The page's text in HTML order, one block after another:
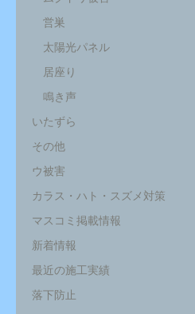
営巣
太陽光パネル
居座り
鳴き声
いたずら
その他
ウ被害
カラス・ハト・スズメ対策
マスコミ掲載情報
新着情報
最近の施工実績
落下防止